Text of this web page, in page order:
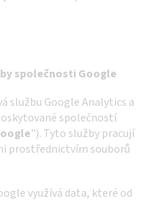
společnosti Google
službu Google Analytics a
společností
"). Tyto služby pracují
prostřednictvím souborů
využívá data, které od